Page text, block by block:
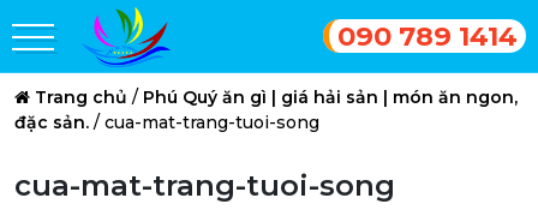
090 789 1414
Trang chủ / Phú Quý ăn gì | giá hải sản | món ăn ngon,
đặc sản. / cua-mat-trang-tuoi-song
cua-mat-trang-tuoi-song